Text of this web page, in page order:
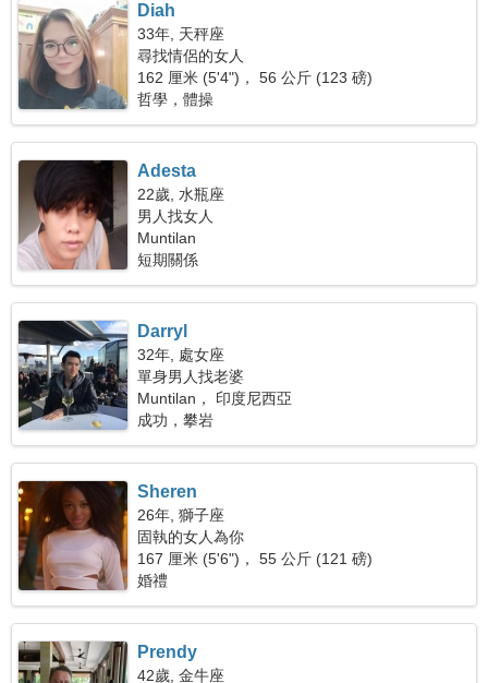
Diah
33年, 天秤座
尋找情侶的女人
162 厘米 (5'4")， 56 公斤 (123 磅)
哲學，體操
Adesta
22歲, 水瓶座
男人找女人
Muntilan
短期關係
Darryl
32年, 處女座
單身男人找老婆
Muntilan， 印度尼西亞
成功，攀岩
Sheren
26年, 獅子座
固執的女人為你
167 厘米 (5'6")， 55 公斤 (121 磅)
婚禮
Prendy
42歲, 金牛座